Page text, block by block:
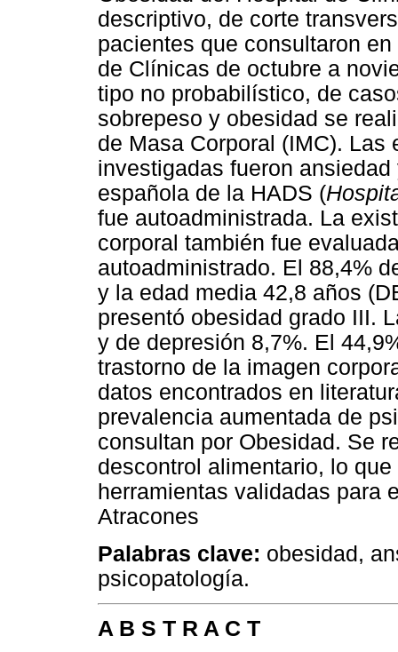
descriptivo, de corte
pacientes que consultaron
de Clínicas de octubre a
tipo no probabilístico, de
sobrepeso y obesidad se
de Masa Corporal (IMC).
investigadas fueron
española de la HADS (
fue autoadministrada. La
corporal también fue
autoadministrado. El 88,4%
y la edad media 42,8 años
presentó obesidad grado III.
y de depresión 8,7%. El
trastorno de la imagen
datos encontrados en
prevalencia aumentada de
consultan por Obesidad. Se
descontrol alimentario, lo
herramientas validadas para
Atracones
Palabras clave: obesidad,
psicopatología.
A B S T R A C T